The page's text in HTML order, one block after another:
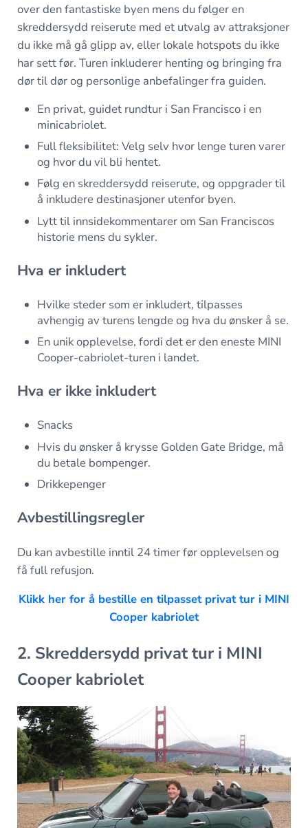
over den fantastiske byen mens du følger en
skreddersydd reiserute med et utvalg av attraksjoner
du ikke må gå glipp av, eller lokale hotspots du ikke
har sett før. Turen inkluderer henting og bringing fra
dør til dør og personlige anbefalinger fra guiden.
En privat, guidet rundtur i San Francisco i en
minicabriolet.
Full fleksibilitet: Velg selv hvor lenge turen varer
og hvor du vil bli hentet.
Følg en skreddersydd reiserute, og oppgrader til
å inkludere destinasjoner utenfor byen.
Lytt til innsidekommentarer om San Franciscos
historie mens du sykler.
Hva er inkludert
Hvilke steder som er inkludert, tilpasses
avhengig av turens lengde og hva du ønsker å se.
En unik opplevelse, fordi det er den eneste MINI
Cooper-cabriolet-turen i landet.
Hva er ikke inkludert
Snacks
Hvis du ønsker å krysse Golden Gate Bridge, må
du betale bompenger.
Drikkepenger
Avbestillingsregler
Du kan avbestille inntil 24 timer før opplevelsen og
få full refusjon.
Klikk her for å bestille en tilpasset privat tur i MINI
Cooper kabriolet
2. Skreddersydd privat tur i MINI
Cooper kabriolet